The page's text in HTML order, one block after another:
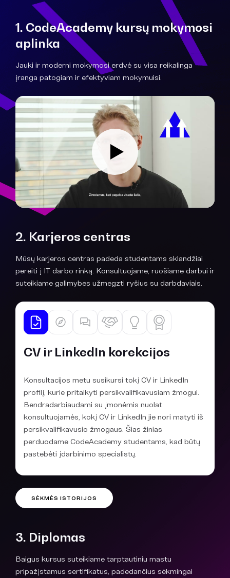
1. CodeAcademy kursų mokymosi
aplinka
Jauki ir moderni mokymosi erdvė su visa reikalinga
įranga patogiam ir efektyviam mokymuisi.
2. Karjeros centras
Mūsų karjeros centras padeda studentams sklandžiai
pereiti į IT darbo rinką. Konsultuojame, ruošiame darbui ir
suteikiame galimybes užmegzti ryšius su darbdaviais.
CV ir LinkedIn korekcijos
Konsultacijos metu susikursi tokį CV ir LinkedIn
profilį, kurie pritaikyti persikvalifikavusiam žmogui.
Bendradarbiaudami su įmonėmis nuolat
konsultuojamės, kokį CV ir LinkedIn jie nori matyti iš
persikvalifikavusio žmogaus. Šias žinias
perduodame CodeAcademy studentams, kad būtų
pastebėti įdarbinimo specialistų.
SĖKMĖS ISTORIJOS
3. Diplomas
Baigus kursus suteikiame tarptautiniu mastu
pripažįstamus sertifikatus, padedančius sėkmingai